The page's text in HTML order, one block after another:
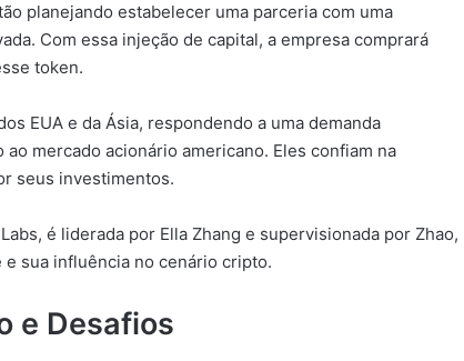
planejando estabelecer uma parceria com uma
Com essa injeção de capital, a empresa comprará
token.
EUA e da Ásia, respondendo a uma demanda
mercado acionário americano. Eles confiam na
seus investimentos.
é liderada por Ella Zhang e supervisionada por Zhao,
sua influência no cenário cripto.
e Desafios